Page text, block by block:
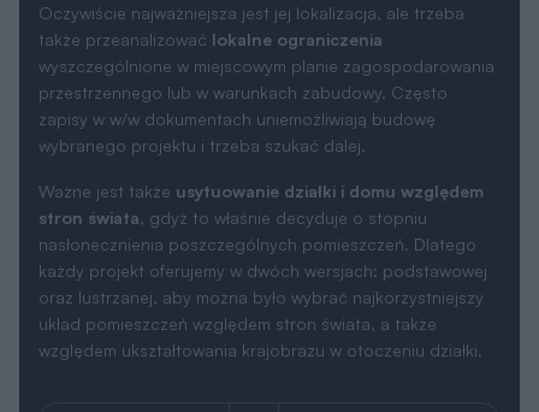
Oczywiście najważniejsza jest jej lokalizacja, ale trzeba
także przeanalizować lokalne ograniczenia
wyszczególnione w miejscowym planie zagospodarowania
przestrzennego lub w warunkach zabudowy. Często
zapisy w w/w dokumentach uniemożliwiają budowę
wybranego projektu i trzeba szukać dalej.
Ważne jest także usytuowanie działki i domu względem
stron świata, gdyż to właśnie decyduje o stopniu
nasłonecznienia poszczególnych pomieszczeń. Dlatego
każdy projekt oferujemy w dwóch wersjach: podstawowej
oraz lustrzanej, aby można było wybrać najkorzystniejszy
układ pomieszczeń względem stron świata, a także
względem ukształtowania krajobrazu w otoczeniu działki.